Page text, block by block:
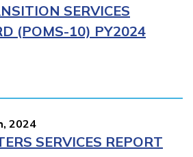
SERVICES
(POMS-10) PY2024
2024
SERVICES REPORT